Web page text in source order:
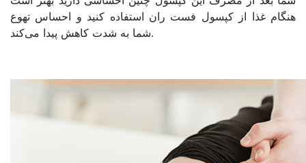
هنگام غذا از کپسول فست ران استفاده کنید و احساس تهوع
شما به شدت کاهش پیدا می‌کند.